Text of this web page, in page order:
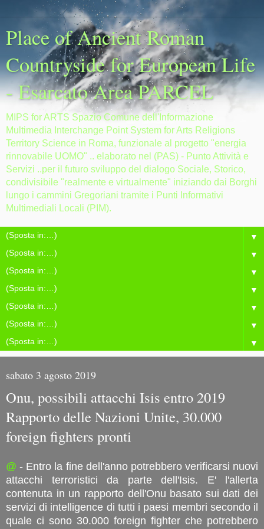
Place of Ancient Roman
Countryside for European Life
- Esarcato Area PARCEL
MIPS for ARTS Spazio Comune dell'Informazione
Multimedia Interchange Point System for Arts Religions
Territory Science in Roma, funzionale al progetto "energia
rinnovabile UOMO" .. elaborato nel (PAS) - Punto Attività e
Servizi ..per il futuro sviluppo del dialogo Sociale, Storico,
condivisibile "realmente e virtualmente" iniziando dai Borghi
lungo i cammini Gregoriani tramite i Punti Informativi
Multimediali Locali (PIM).
▼
▼
▼
▼
▼
▼
▼
sabato 3 agosto 2019
Onu, possibili attacchi Isis entro 2019
Rapporto delle Nazioni Unite, 30.000
foreign fighters pronti
@ - Entro la fine dell'anno potrebbero verificarsi nuovi
attacchi terroristici da parte dell'Isis. E' l'allerta
contenuta in un rapporto dell'Onu basato sui dati dei
servizi di intelligence di tutti i paesi membri secondo il
quale ci sono 30.000 foreign fighter che potrebbero